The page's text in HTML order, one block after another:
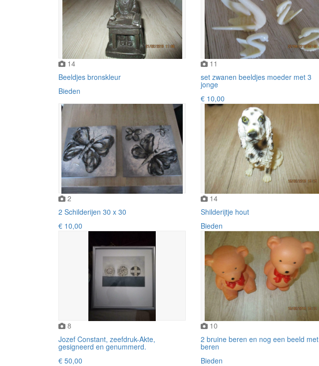
14
Beeldjes bronskleur
Bieden
11
set zwanen beeldjes moeder met 3
jonge
€ 10,00
2
2 Schilderijen 30 x 30
€ 10,00
14
Shilderijtje hout
Bieden
8
Jozef Constant, zeefdruk-Akte,
gesigneerd en genummerd.
€ 50,00
10
2 bruine beren en nog een beeld met
beren
Bieden